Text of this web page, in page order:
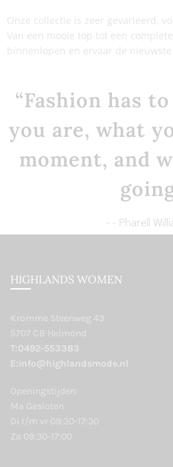
Onze collectie is zeer gevarieerd,
Van een mooie top tot een
binnenlopen en ervaar de nieuwste
“Fashion has
you are, what
moment, and
- - Pharell
HIGHLANDS WOMEN
Kromme Steenweg 43
5707 CB Helmond
T:0492-553383
E:info@highlandsmode.nl
Openingstijden:
Ma Gesloten
Di t/m vr 09:30-17:30
Za 09:30-17:00